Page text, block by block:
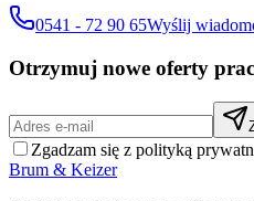
0541 - 72 90 65Wyślij
Otrzymuj nowe oferty
Zgadzam się z polityką
Brum & Keizer